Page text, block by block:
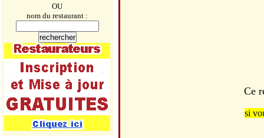
OU
nom du restaurant :
Ce
si